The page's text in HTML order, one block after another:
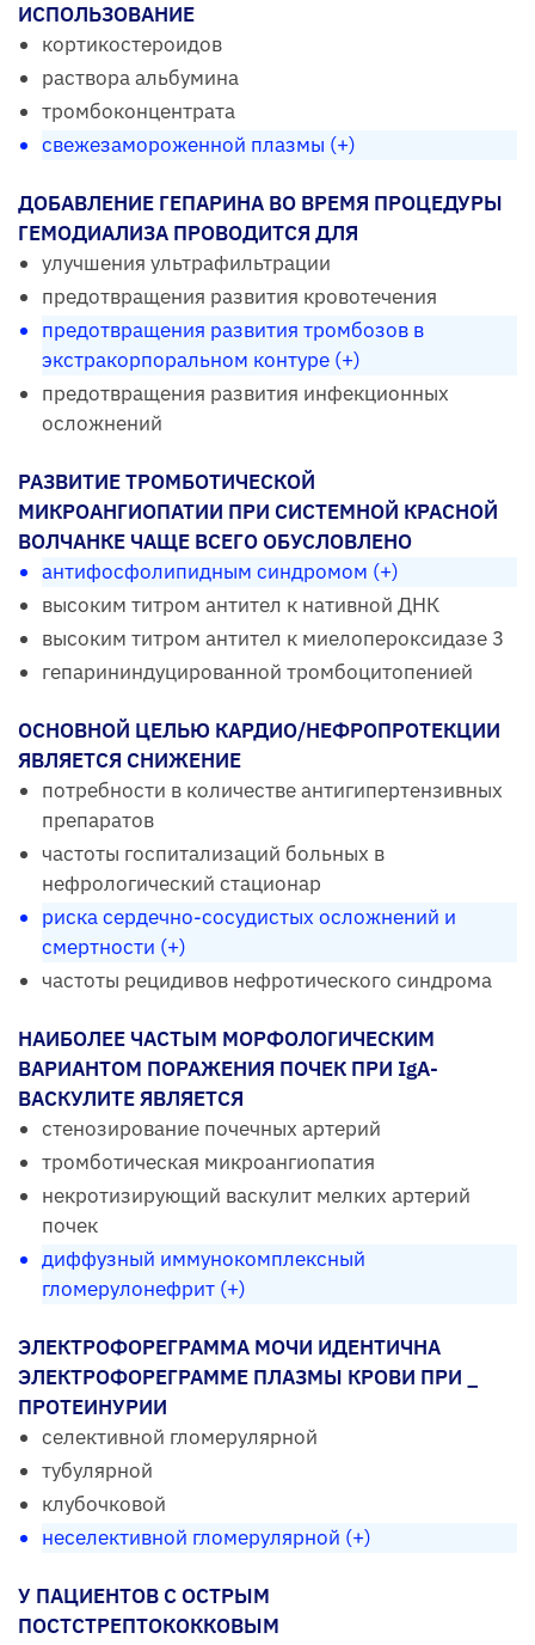
ИСПОЛЬЗОВАНИЕ
кортикостероидов
раствора альбумина
тромбоконцентрата
свежезамороженной плазмы (+)
ДОБАВЛЕНИЕ ГЕПАРИНА ВО ВРЕМЯ ПРОЦЕДУРЫ
ГЕМОДИАЛИЗА ПРОВОДИТСЯ ДЛЯ
улучшения ультрафильтрации
предотвращения развития кровотечения
предотвращения развития тромбозов в
экстракорпоральном контуре (+)
предотвращения развития инфекционных
осложнений
РАЗВИТИЕ ТРОМБОТИЧЕСКОЙ
МИКРОАНГИОПАТИИ ПРИ СИСТЕМНОЙ КРАСНОЙ
ВОЛЧАНКЕ ЧАЩЕ ВСЕГО ОБУСЛОВЛЕНО
антифосфолипидным синдромом (+)
высоким титром антител к нативной ДНК
высоким титром антител к миелопероксидазе 3
гепарининдуцированной тромбоцитопенией
ОСНОВНОЙ ЦЕЛЬЮ КАРДИО/НЕФРОПРОТЕКЦИИ
ЯВЛЯЕТСЯ СНИЖЕНИЕ
потребности в количестве антигипертензивных
препаратов
частоты госпитализаций больных в
нефрологический стационар
риска сердечно-сосудистых осложнений и
смертности (+)
частоты рецидивов нефротического синдрома
НАИБОЛЕЕ ЧАСТЫМ МОРФОЛОГИЧЕСКИМ
ВАРИАНТОМ ПОРАЖЕНИЯ ПОЧЕК ПРИ IgA-
ВАСКУЛИТЕ ЯВЛЯЕТСЯ
стенозирование почечных артерий
тромботическая микроангиопатия
некротизирующий васкулит мелких артерий
почек
диффузный иммунокомплексный
гломерулонефрит (+)
ЭЛЕКТРОФОРЕГРАММА МОЧИ ИДЕНТИЧНА
ЭЛЕКТРОФОРЕГРАММЕ ПЛАЗМЫ КРОВИ ПРИ _
ПРОТЕИНУРИИ
селективной гломерулярной
тубулярной
клубочковой
неселективной гломерулярной (+)
У ПАЦИЕНТОВ С ОСТРЫМ
ПОСТСТРЕПТОКОККОВЫМ